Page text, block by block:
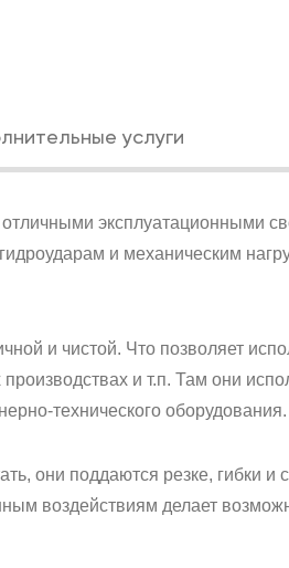
услуги
эксплуатационными
и механическим
и чистой. Что позволяет
и т.п. Там они
технического оборудования.
они поддаются резке, гибки
воздействиям делает